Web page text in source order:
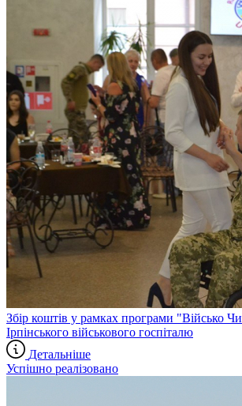
Збір коштів у рамках програми "Військо
Ірпінського військового госпіталю
Детальніше
Успішно реалізовано